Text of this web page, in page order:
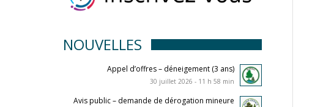
NOUVELLES
Appel d’offres – déneigement (3 ans)
30 juillet 2026 - 11 h 58 min
Avis public – demande de dérogation mineure